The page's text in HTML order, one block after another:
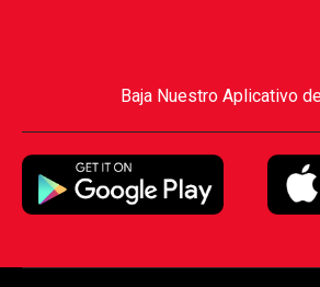
Baja Nuestro Aplicativo